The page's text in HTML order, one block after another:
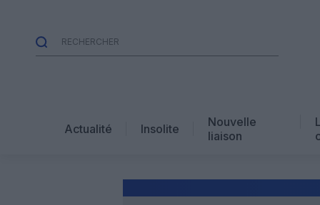
Actualité Insolite
Nouvelle
liaison